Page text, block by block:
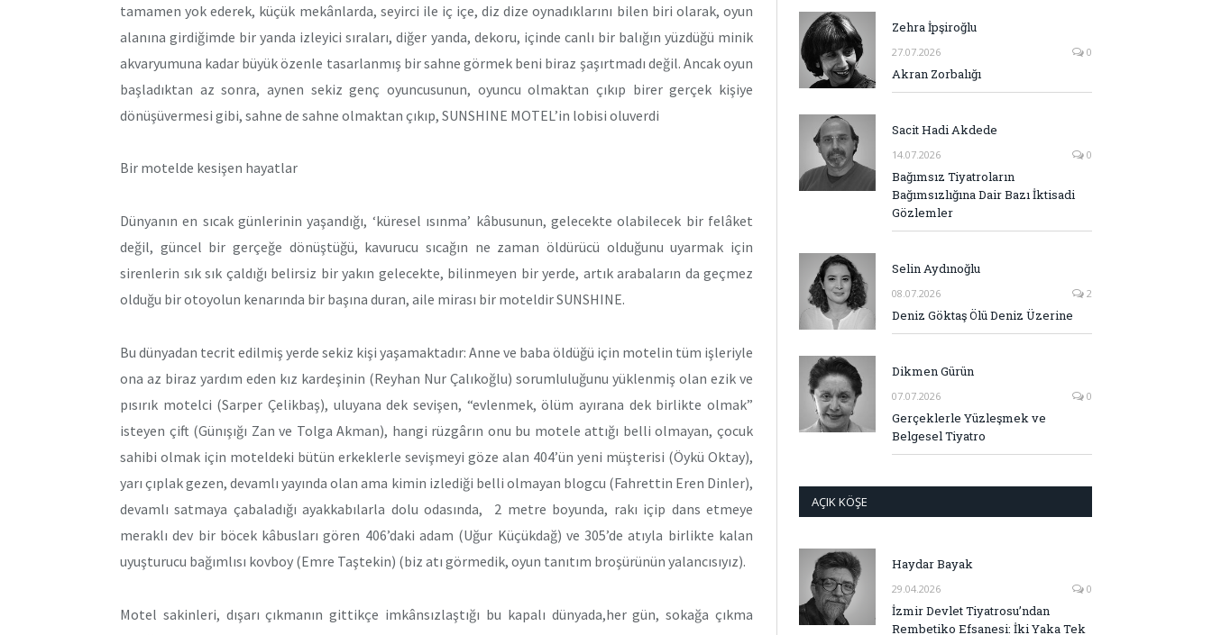
tamamen yok ederek, küçük mekânlarda, seyirci ile iç içe, diz dize oynadıklarını bilen biri olarak, oyun
alanına girdiğimde bir yanda izleyici sıraları, diğer yanda, dekoru, içinde canlı bir balığın yüzdüğü minik
akvaryumuna kadar büyük özenle tasarlanmış bir sahne görmek beni biraz şaşırtmadı değil. Ancak oyun
başladıktan az sonra, aynen sekiz genç oyuncusunun, oyuncu olmaktan çıkıp birer gerçek kişiye
dönüşüvermesi gibi, sahne de sahne olmaktan çıkıp, SUNSHINE MOTEL’in lobisi oluverdi
Bir motelde kesişen hayatlar
Dünyanın en sıcak günlerinin yaşandığı, ‘küresel ısınma’ kâbusunun, gelecekte olabilecek bir felâket
değil, güncel bir gerçeğe dönüştüğü, kavurucu sıcağın ne zaman öldürücü olduğunu uyarmak için
sirenlerin sık sık çaldığı belirsiz bir yakın gelecekte, bilinmeyen bir yerde, artık arabaların da geçmez
olduğu bir otoyolun kenarında bir başına duran, aile mirası bir moteldir SUNSHINE.
Bu dünyadan tecrit edilmiş yerde sekiz kişi yaşamaktadır: Anne ve baba öldüğü için motelin tüm işleriyle
ona az biraz yardım eden kız kardeşinin (Reyhan Nur Çalıkoğlu) sorumluluğunu yüklenmiş olan ezik ve
pısırık motelci (Sarper Çelikbaş), uluyana dek sevişen, “evlenmek, ölüm ayırana dek birlikte olmak”
isteyen çift (Günışığı Zan ve Tolga Akman), hangi rüzgârın onu bu motele attığı belli olmayan, çocuk
sahibi olmak için moteldeki bütün erkeklerle sevişmeyi göze alan 404’ün yeni müşterisi (Öykü Oktay),
yarı çıplak gezen, devamlı yayında olan ama kimin izlediği belli olmayan blogcu (Fahrettin Eren Dinler),
devamlı satmaya çabaladığı ayakkabılarla dolu odasında, 2 metre boyunda, rakı içip dans etmeye
meraklı dev bir böcek kâbusları gören 406’daki adam (Uğur Küçükdağ) ve 305’de atıyla birlikte kalan
uyuşturucu bağımlısı kovboy (Emre Taştekin) (biz atı görmedik, oyun tanıtım broşürünün yalancısıyız).
Motel sakinleri, dışarı çıkmanın gittikçe imkânsızlaştığı bu kapalı dünyada,her gün, sokağa çıkma
Zehra İpşiroğlu
27.07.2026 0
Akran Zorbalığı
Sacit Hadi Akdede
14.07.2026 0
Bağımsız Tiyatroların
Bağımsızlığına Dair Bazı İktisadi
Gözlemler
Selin Aydınoğlu
08.07.2026 2
Deniz Göktaş Ölü Deniz Üzerine
Dikmen Gürün
07.07.2026 0
Gerçeklerle Yüzleşmek ve
Belgesel Tiyatro
AÇIK KÖŞE
Haydar Bayak
29.04.2026 0
İzmir Devlet Tiyatrosu’ndan
Rembetiko Efsanesi: İki Yaka Tek